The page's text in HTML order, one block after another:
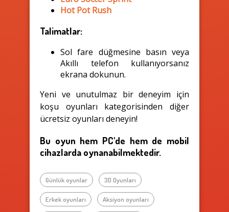
Hot Pot Rush
Talimatlar:
Sol fare düğmesine basın veya
Akıllı telefon kullanıyorsanız
ekrana dokunun.
Yeni ve unutulmaz bir deneyim için
koşu oyunları kategorisinden diğer
ücretsiz oyunları deneyin!
Bu oyun hem PC'de hem de mobil
cihazlarda oynanabilmektedir.
Günlük oyunlar 3D Oyunları
Erkek oyunları Aksiyon oyunları